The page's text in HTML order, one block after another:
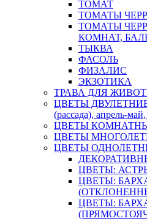
ТОМАТ
ТОМАТЫ
ТОМАТЫ
КОМНАТ,
ТЫКВА
ФАСОЛЬ
ФИЗАЛИС
ЭКЗОТИКА
ТРАВА ДЛЯ
ЦВЕТЫ ДВУЛЕТНИЕ
(рассада), апрель-
ЦВЕТЫ
ЦВЕТЫ
ЦВЕТЫ
ЦВЕТЫ:
ЦВЕТЫ:
ЦВЕТЫ: